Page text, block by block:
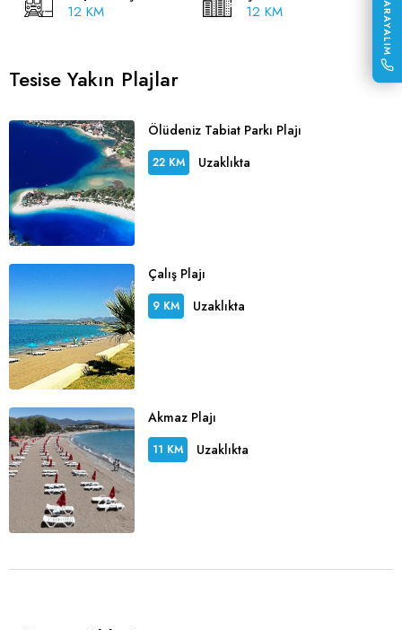
12 KM
12 KM
Tesise Yakın Plajlar
Ölüdeniz Tabiat Parkı Plajı
22 KM Uzaklıkta
Çalış Plajı
9 KM Uzaklıkta
Akmaz Plajı
11 KM Uzaklıkta